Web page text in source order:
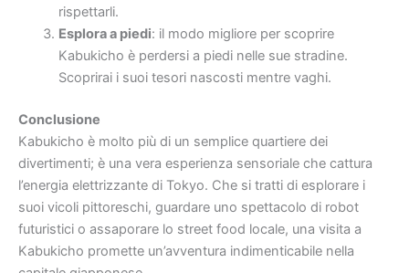
rispettarli.
Esplora a piedi: il modo migliore per scoprire
Kabukicho è perdersi a piedi nelle sue stradine.
Scoprirai i suoi tesori nascosti mentre vaghi.
Conclusione
Kabukicho è molto più di un semplice quartiere dei
divertimenti; è una vera esperienza sensoriale che cattura
l’energia elettrizzante di Tokyo. Che si tratti di esplorare i
suoi vicoli pittoreschi, guardare uno spettacolo di robot
futuristici o assaporare lo street food locale, una visita a
Kabukicho promette un’avventura indimenticabile nella